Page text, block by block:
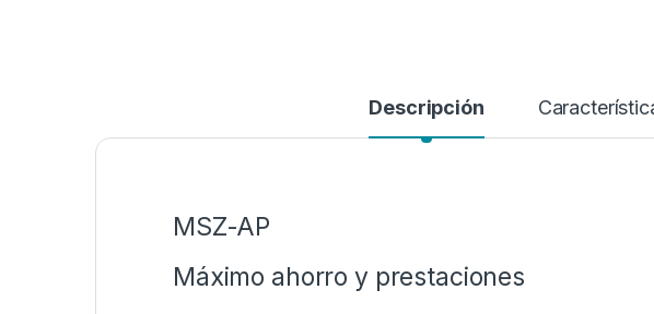
Descripción
MSZ-AP
Máximo ahorro y prestaciones